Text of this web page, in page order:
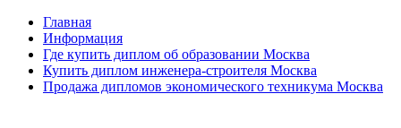
Главная
Информация
Где купить диплом об образовании Москва
Купить диплом инженера-строителя Москва
Продажа дипломов экономического техникума Москва